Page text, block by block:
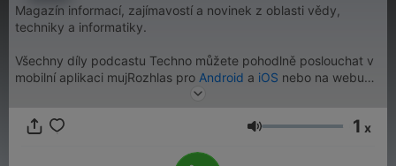
Magazín informací, zajímavostí a novinek z oblasti vědy,
techniky a informatiky.
Všechny díly podcastu Techno můžete pohodlně poslouchat v
mobilní aplikaci mujRozhlas pro Android a iOS nebo na webu
Volumen 1 x